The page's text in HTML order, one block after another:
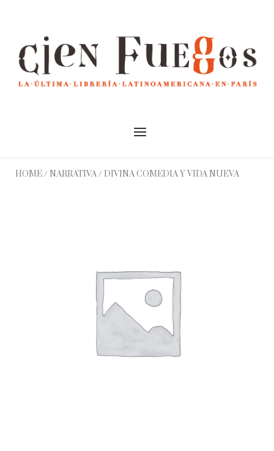
Menu
HOME/ NARRATIVA/ DIVINA COMEDIA Y VIDA NUEVA